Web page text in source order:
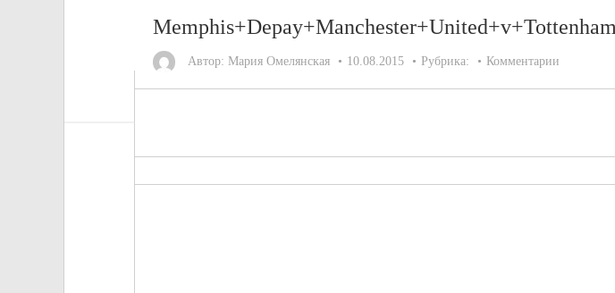
Автор: Мария Омелянская 10.08.2015 Рубрика: Комментарии